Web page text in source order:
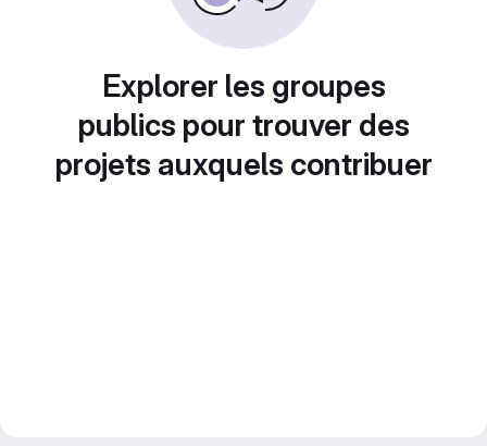
Explorer les groupes
publics pour trouver des
projets auxquels contribuer